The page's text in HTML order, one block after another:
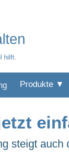
hilft.
Produkte ▼
steigt